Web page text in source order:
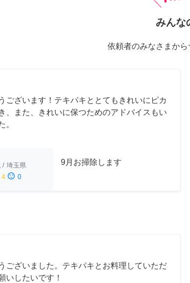
みんな
依頼者のみなさまか
ございます！テキパキととてもきれいにピカ
、また、きれいに保つためのアドバイスもい
。
/ 埼玉県
4 sentiment_dissatisfied 0
9月お掃除します
ございました。テキパキとお料理していただ
いしたいです！